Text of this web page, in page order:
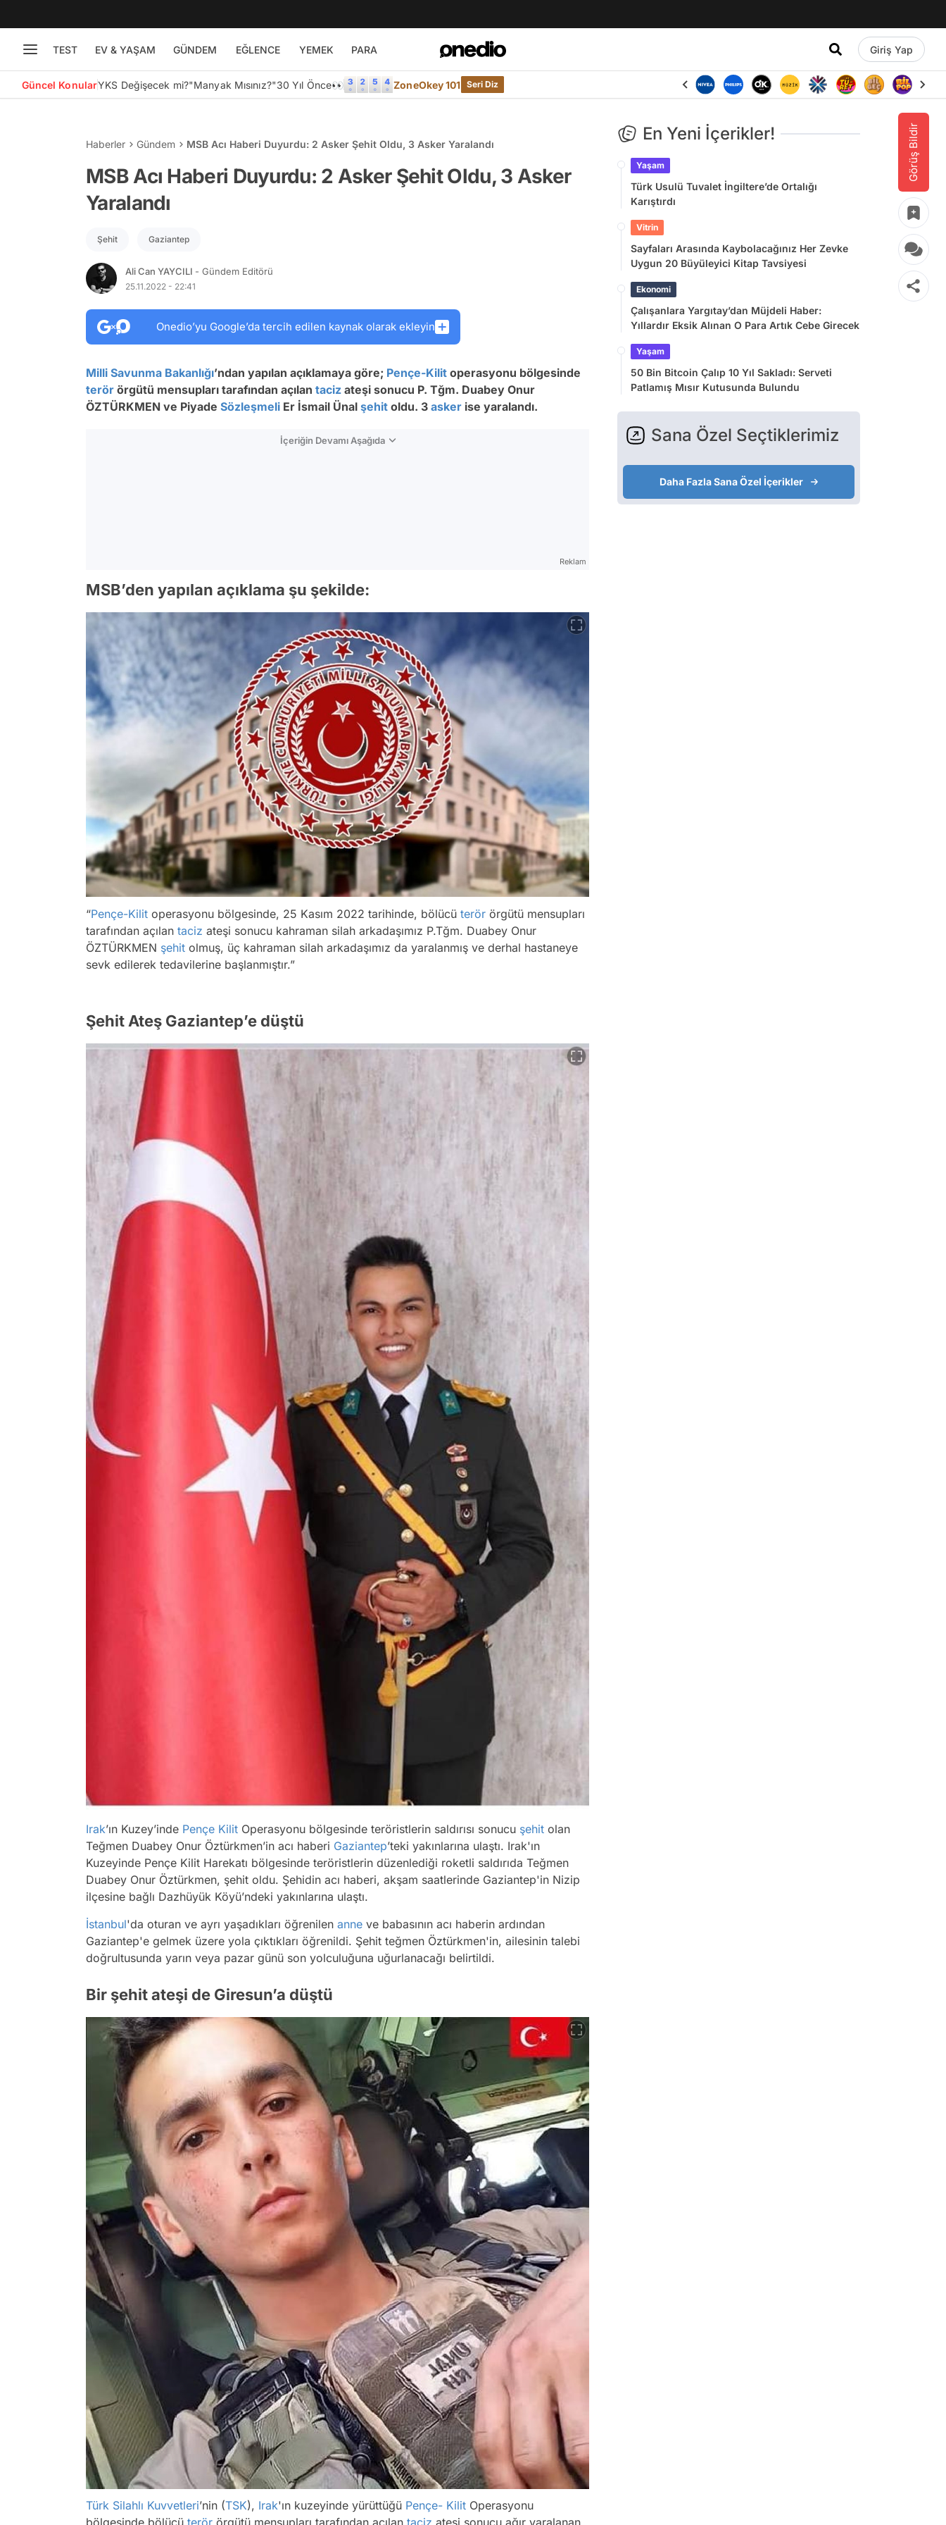
TEST EV & YAŞAM GÜNDEM EĞLENCE YEMEK PARA Giriş Yap
Güncel KonularYKS Değişecek mi?"Manyak Mısınız?"30 Yıl Önce👀 ZoneOkey 101 Seri Diz
Görüş Bildir
Haberler Gündem MSB Acı Haberi Duyurdu: 2 Asker Şehit Oldu, 3 Asker Yaralandı
MSB Acı Haberi Duyurdu: 2 Asker Şehit Oldu, 3 Asker
Yaralandı
Şehit Gaziantep
Ali Can YAYCILI - Gündem Editörü
25.11.2022 - 22:41
Onedio’yu Google’da tercih edilen kaynak olarak ekleyin
Milli Savunma Bakanlığı’ndan yapılan açıklamaya göre; Pençe-Kilit operasyonu bölgesinde
terör örgütü mensupları tarafından açılan taciz ateşi sonucu P. Tğm. Duabey Onur
ÖZTÜRKMEN ve Piyade Sözleşmeli Er İsmail Ünal şehit oldu. 3 asker ise yaralandı.
İçeriğin Devamı Aşağıda
Reklam
MSB’den yapılan açıklama şu şekilde:
“Pençe-Kilit operasyonu bölgesinde, 25 Kasım 2022 tarihinde, bölücü terör örgütü mensupları
tarafından açılan taciz ateşi sonucu kahraman silah arkadaşımız P.Tğm. Duabey Onur
ÖZTÜRKMEN şehit olmuş, üç kahraman silah arkadaşımız da yaralanmış ve derhal hastaneye
sevk edilerek tedavilerine başlanmıştır.”
Şehit Ateş Gaziantep’e düştü
Irak’ın Kuzey’inde Pençe Kilit Operasyonu bölgesinde teröristlerin saldırısı sonucu şehit olan
Teğmen Duabey Onur Öztürkmen’in acı haberi Gaziantep’teki yakınlarına ulaştı. Irak'ın
Kuzeyinde Pençe Kilit Harekatı bölgesinde teröristlerin düzenlediği roketli saldırıda Teğmen
Duabey Onur Öztürkmen, şehit oldu. Şehidin acı haberi, akşam saatlerinde Gaziantep'in Nizip
ilçesine bağlı Dazhüyük Köyü’ndeki yakınlarına ulaştı.
İstanbul'da oturan ve ayrı yaşadıkları öğrenilen anne ve babasının acı haberin ardından
Gaziantep'e gelmek üzere yola çıktıkları öğrenildi. Şehit teğmen Öztürkmen'in, ailesinin talebi
doğrultusunda yarın veya pazar günü son yolculuğuna uğurlanacağı belirtildi.
Bir şehit ateşi de Giresun’a düştü
Türk Silahlı Kuvvetleri’nin (TSK), Irak'ın kuzeyinde yürüttüğü Pençe- Kilit Operasyonu
En Yeni İçerikler!
Yaşam
Türk Usulü Tuvalet İngiltere’de Ortalığı
Karıştırdı
Vitrin
Sayfaları Arasında Kaybolacağınız Her Zevke
Uygun 20 Büyüleyici Kitap Tavsiyesi
Ekonomi
Çalışanlara Yargıtay’dan Müjdeli Haber:
Yıllardır Eksik Alınan O Para Artık Cebe Girecek
Yaşam
50 Bin Bitcoin Çalıp 10 Yıl Sakladı: Serveti
Patlamış Mısır Kutusunda Bulundu
Sana Özel Seçtiklerimiz
Daha Fazla Sana Özel İçerikler